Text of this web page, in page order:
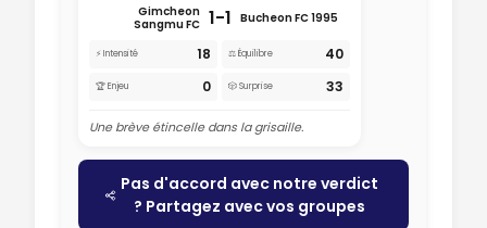
Gimcheon
Sangmu FC 1-1 Bucheon FC 1995
⚡ Intensité 18 ⚖️ Équilibre 40
🏆 Enjeu 0 🎲 Surprise 33
Une brève étincelle dans la grisaille.
Pas d'accord avec notre verdict
? Partagez avec vos groupes